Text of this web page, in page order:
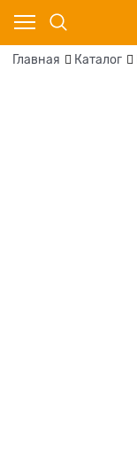
Главная Каталог